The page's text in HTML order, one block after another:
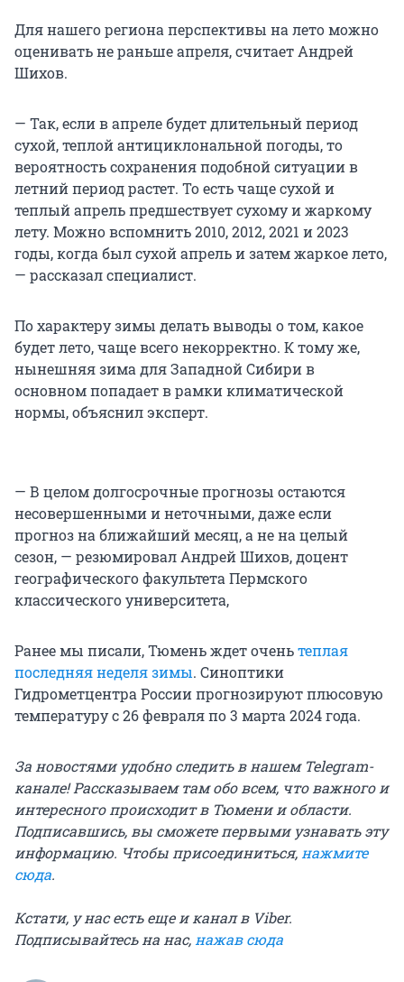
Для нашего региона перспективы на лето можно
оценивать не раньше апреля, считает Андрей
Шихов.
— Так, если в апреле будет длительный период
сухой, теплой антициклональной погоды, то
вероятность сохранения подобной ситуации в
летний период растет. То есть чаще сухой и
теплый апрель предшествует сухому и жаркому
лету. Можно вспомнить 2010, 2012, 2021 и 2023
годы, когда был сухой апрель и затем жаркое лето,
— рассказал специалист.
По характеру зимы делать выводы о том, какое
будет лето, чаще всего некорректно. К тому же,
нынешняя зима для Западной Сибири в
основном попадает в рамки климатической
нормы, объяснил эксперт.
— В целом долгосрочные прогнозы остаются
несовершенными и неточными, даже если
прогноз на ближайший месяц, а не на целый
сезон, — резюмировал Андрей Шихов, доцент
географического факультета Пермского
классического университета,
Ранее мы писали, Тюмень ждет оченьтеплая
последняя неделя зимы. Синоптики
Гидрометцентра России прогнозируют плюсовую
температуру с 26 февраля по 3 марта 2024 года.
За новостями удобно следить в нашем Telegram-
канале! Рассказываем там обо всем, что важного и
интересного происходит в Тюмени и области.
Подписавшись, вы сможете первыми узнавать эту
информацию. Чтобы присоединиться,нажмите
сюда.
Кстати, у нас есть еще и канал в Viber.
Подписывайтесь на нас,нажав сюда